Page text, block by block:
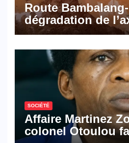
Route
dégradation de
les activités
SOCIÉTÉ
Affaire Martinez
colonel Otoulou